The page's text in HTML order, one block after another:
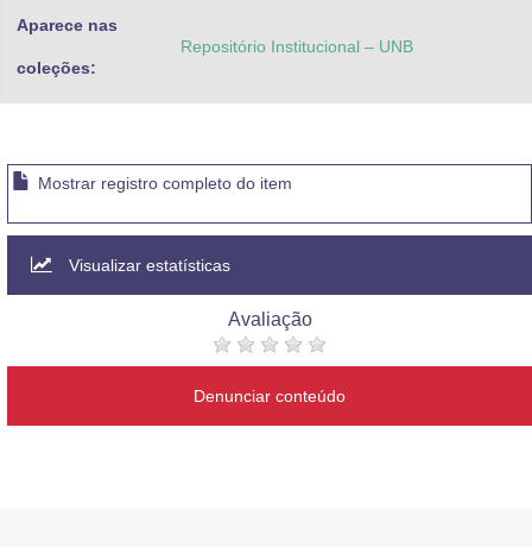
Aparece nas
coleções:
Repositório Institucional – UNB
Mostrar registro completo do item
Visualizar estatísticas
Avaliação
Denunciar conteúdo